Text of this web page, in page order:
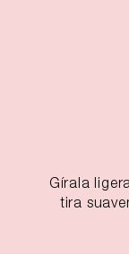
Gírala
tira